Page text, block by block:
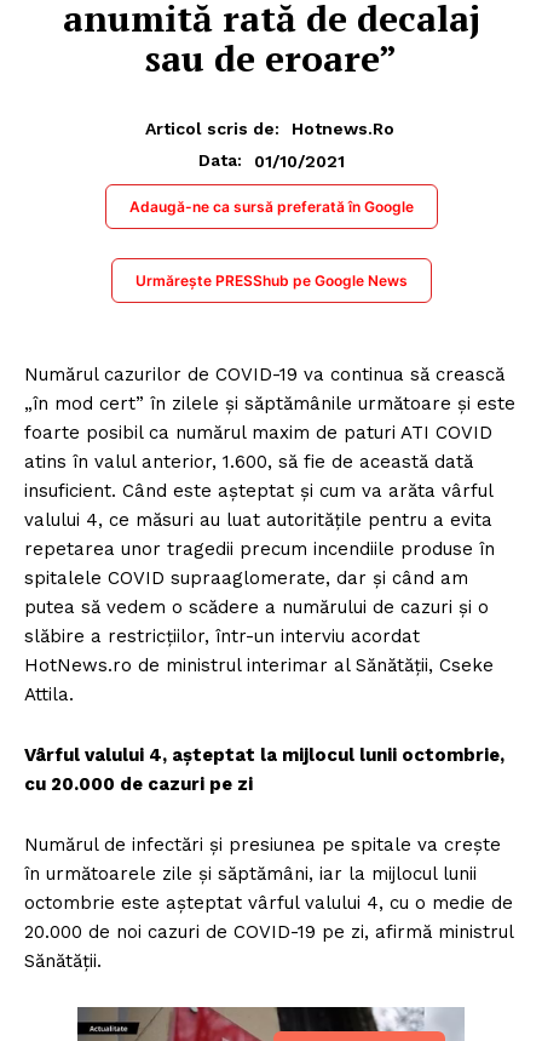
anumită rată de decalaj
sau de eroare”
Articol scris de:
Hotnews.ro
Data:
01/10/2021
Adaugă-ne ca sursă preferată în Google
Urmărește PRESShub pe Google News
Numărul cazurilor de COVID-19 va continua să crească
„în mod cert” în zilele și săptămânile următoare și este
foarte posibil ca numărul maxim de paturi ATI COVID
atins în valul anterior, 1.600, să fie de această dată
insuficient. Când este așteptat și cum va arăta vârful
valului 4, ce măsuri au luat autoritățile pentru a evita
repetarea unor tragedii precum incendiile produse în
spitalele COVID supraaglomerate, dar și când am
putea să vedem o scădere a numărului de cazuri și o
slăbire a restricțiilor, într-un interviu acordat
HotNews.ro de ministrul interimar al Sănătății, Cseke
Attila.
Vârful valului 4, așteptat la mijlocul lunii octombrie,
cu 20.000 de cazuri pe zi
Numărul de infectări și presiunea pe spitale va crește
în următoarele zile și săptămâni, iar la mijlocul lunii
octombrie este așteptat vârful valului 4, cu o medie de
20.000 de noi cazuri de COVID-19 pe zi, afirmă ministrul
Sănătății.